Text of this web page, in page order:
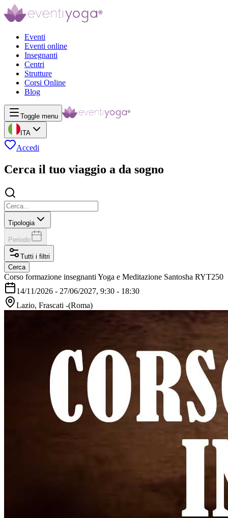
Eventi
Eventi online
Insegnanti
Centri
Strutture
Corsi Online
Blog
Toggle menu
ITA
Accedi
Cerca il tuo viaggio a da sogno
Tipologia
Periodo
Tutti i filtri
Cerca
Corso formazione insegnanti Yoga e Meditazione Santosha RYT250
14/11/2026 - 27/06/2027, 9:30 - 18:30
Lazio, Frascati -(Roma)